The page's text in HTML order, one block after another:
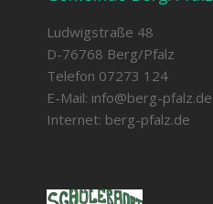
Ludwigstraße 48
D-76768 Berg/Pfalz
Telefon 07273 124
E-Mail: info@berg-pfalz.de
Internet: berg-pfalz.de